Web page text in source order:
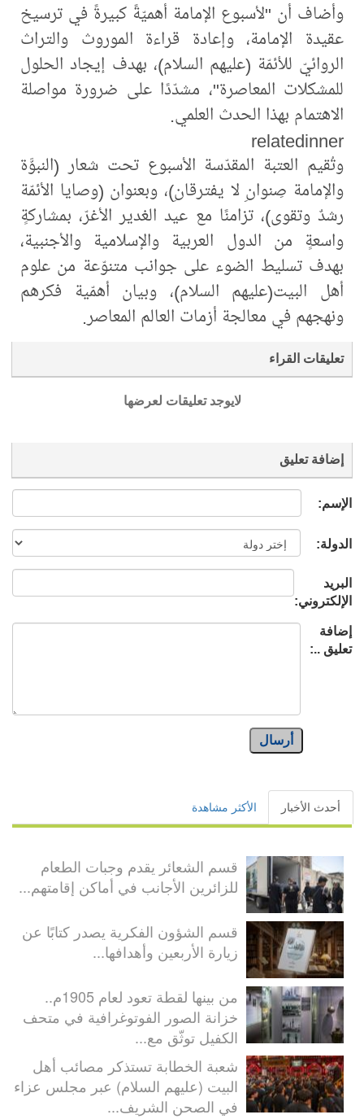
وأضاف أن "لأسبوع الإمامة أهميّةً كبيرةً في ترسيخ
عقيدة الإمامة، وإعادة قراءة الموروث والتراث
الروائيّ للأئمّة (عليهم السلام)، بهدف إيجاد الحلول
للمشكلات المعاصرة"، مشدّدًا على ضرورة مواصلة
الاهتمام بهذا الحدث العلمي.
relatedinner
وتُقيم العتبة المقدّسة الأسبوع تحت شعار (النبوَّة
والإمامة صِنوانِ لا يفترقانِ)، وبعنوان (وصايا الأئمّة
رشدٌ وتقوى)، تزامنًا مع عيد الغدير الأغرّ، بمشاركةٍ
واسعةٍ من الدول العربية والإسلامية والأجنبية،
بهدف تسليط الضوء على جوانب متنوّعة من علوم
أهل البيت(عليهم السلام)، وبيان أهمّية فكرهم
ونهجهم في معالجة أزمات العالم المعاصر.
تعليقات القراء
لايوجد تعليقات لعرضها
إضافة تعليق
الإسم:
الدولة:
البريد
الإلكتروني:
إضافة
تعليق ..:
أرسال
أحدث الأخبار الأكثر مشاهدة
قسم الشعائر يقدم وجبات الطعام
للزائرين الأجانب في أماكن إقامتهم...
قسم الشؤون الفكرية يصدر كتابًا عن
زيارة الأربعين وأهدافها...
من بينها لقطة تعود لعام 1905م..
خزانة الصور الفوتوغرافية في متحف
الكفيل توثّق مع...
شعبة الخطابة تستذكر مصائب أهل
البيت (عليهم السلام) عبر مجلس عزاء
في الصحن الشريف...